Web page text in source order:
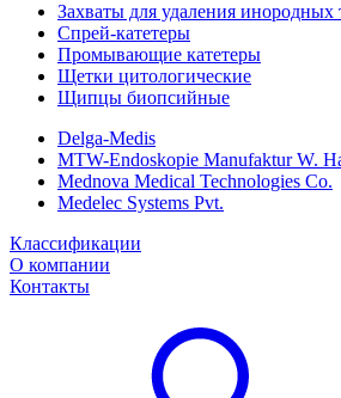
Захваты для удаления инородных
Спрей-катетеры
Промывающие катетеры
Щетки цитологические
Щипцы биопсийные
Delga-Medis
MTW-Endoskopie Manufaktur W.
Mednova Medical Technologies Co.
Medelec Systems Pvt.
Классификации
О компании
Контакты